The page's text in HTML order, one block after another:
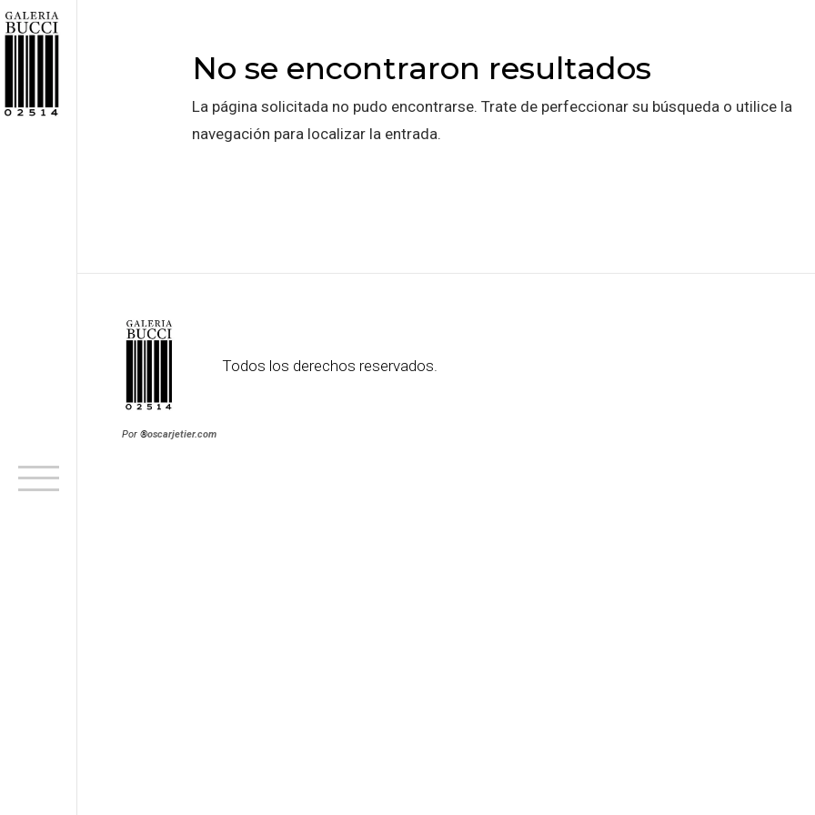
No se encontraron resultados
La página solicitada no pudo encontrarse. Trate de perfeccionar su búsqueda o utilice la
navegación para localizar la entrada.
Todos los derechos reservados.
Por ®oscarjetier.com